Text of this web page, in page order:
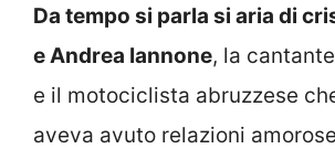
Da tempo si parla si aria di
e Andrea Iannone, la
e il motociclista abruzzese
aveva avuto relazioni